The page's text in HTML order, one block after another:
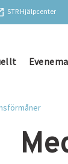
STR Hjälpcenter